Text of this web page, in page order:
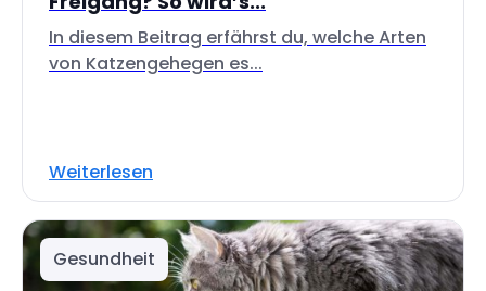
In diesem Beitrag erfährst du, welche Arten
von Katzengehegen es...
Weiterlesen
Gesundheit